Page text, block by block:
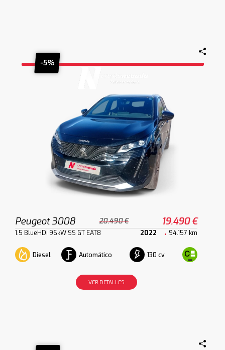
-5%
Peugeot 3008 20.490 € 19.490 €
1.5 BlueHDi 96kW SS GT EAT8 2022 94.157 km
Diesel Automático 130 cv
VER DETALLES